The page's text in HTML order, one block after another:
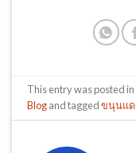
This entry was posted in
Blogand taggedขนุนแด